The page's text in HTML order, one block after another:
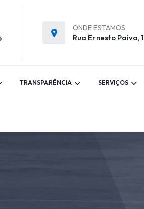
ONDE ESTAMOS
Rua Ernesto Paiva,
TRANSPARÊNCIA SERVIÇOS